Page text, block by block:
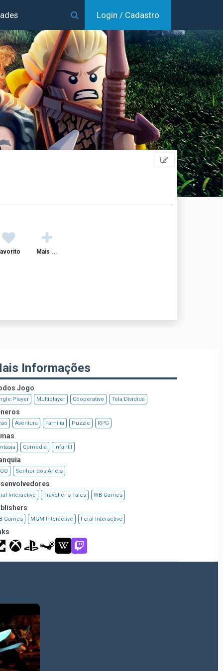
Login / Cadastro
Mais ...
Informações
Jogo
Player Multiplayer Cooperativo Tela Dividida
Aventura Familia Puzzle RPG
Comédia Infantil
Senhor dos Anéis
Interactive Traveller's Tales WB Games
Games MGM Interactive Feral Interactive